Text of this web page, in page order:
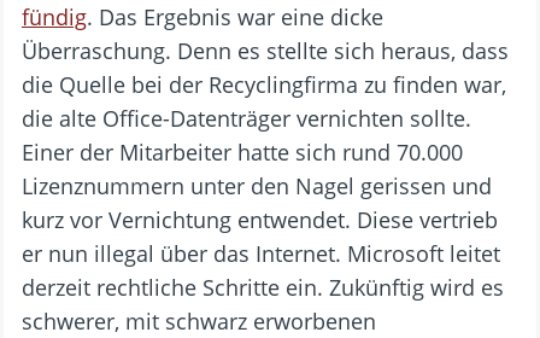
fündig. Das Ergebnis war eine dicke
Überraschung. Denn es stellte sich heraus, dass
die Quelle bei der Recyclingfirma zu finden war,
die alte Office-Datenträger vernichten sollte.
Einer der Mitarbeiter hatte sich rund 70.000
Lizenznummern unter den Nagel gerissen und
kurz vor Vernichtung entwendet. Diese vertrieb
er nun illegal über das Internet. Microsoft leitet
derzeit rechtliche Schritte ein. Zukünftig wird es
schwerer, mit schwarz erworbenen